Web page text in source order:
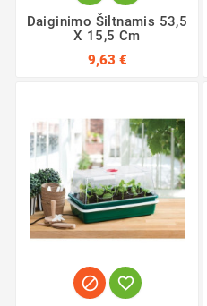
Daiginimo Šiltnamis 53,5
X 15,5 Cm
9,63 €
 